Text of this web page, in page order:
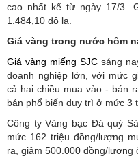
cao nhất kể từ ngày 17/3.
1.484,10 đô la.
Giá vàng trong nước hôm
Giá vàng miếng SJCsáng
doanh nghiệp lớn, với mức
cả hai chiều mua vào - bán
bán phổ biến duy trì ở mức 3
Công ty Vàng bạc Đá quý
mức 162 triệu đồng/lượng
ra, giảm 500.000 đồng/lượng